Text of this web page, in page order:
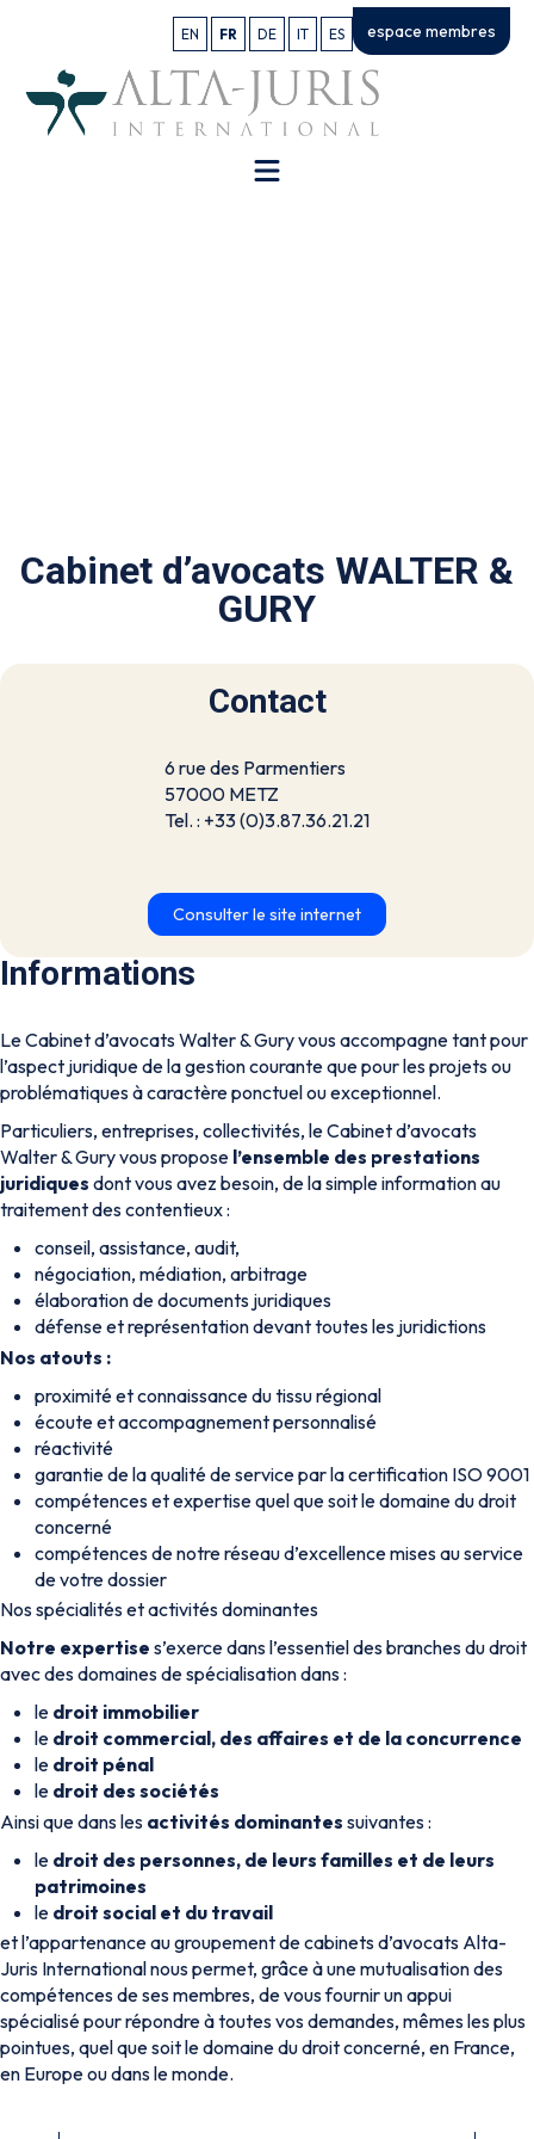
EN FR DE IT ES espace membres
Cabinet d’avocats WALTER &
GURY
Contact
6 rue des Parmentiers
57000 METZ
Tel. : +33 (0)3.87.36.21.21
Consulter le site internet
Informations
Le Cabinet d’avocats Walter & Gury vous accompagne tant pour
l’aspect juridique de la gestion courante que pour les projets ou
problématiques à caractère ponctuel ou exceptionnel.
Particuliers, entreprises, collectivités, le Cabinet d’avocats
Walter & Gury vous propose l’ensemble des prestations
juridiques dont vous avez besoin, de la simple information au
traitement des contentieux :
conseil, assistance, audit,
négociation, médiation, arbitrage
élaboration de documents juridiques
défense et représentation devant toutes les juridictions
Nos atouts :
proximité et connaissance du tissu régional
écoute et accompagnement personnalisé
réactivité
garantie de la qualité de service par la certification ISO 9001
compétences et expertise quel que soit le domaine du droit
concerné
compétences de notre réseau d’excellence mises au service
de votre dossier
Nos spécialités et activités dominantes
Notre expertise s’exerce dans l’essentiel des branches du droit
avec des domaines de spécialisation dans :
le droit immobilier
le droit commercial, des affaires et de la concurrence
le droit pénal
le droit des sociétés
Ainsi que dans les activités dominantes suivantes :
le droit des personnes, de leurs familles et de leurs
patrimoines
le droit social et du travail
et l’appartenance au groupement de cabinets d’avocats Alta-
Juris International nous permet, grâce à une mutualisation des
compétences de ses membres, de vous fournir un appui
spécialisé pour répondre à toutes vos demandes, mêmes les plus
pointues, quel que soit le domaine du droit concerné, en France,
en Europe ou dans le monde.